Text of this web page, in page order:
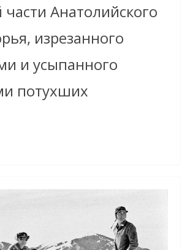
части Анатолийского
изрезанного
и усыпанного
потухших